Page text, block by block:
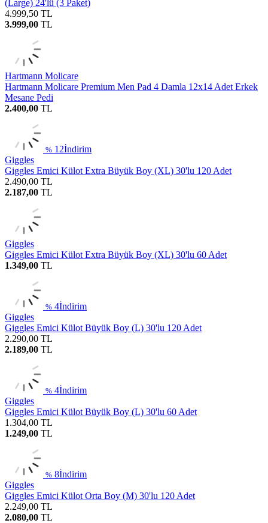
(Large) 24'lü (3 Paket)
4.999,50 TL
3.999,00 TL
Hartmann Molicare
Hartmann Molicare Premium Men Pad 4 Damla 12x14 Adet Erkek
Mesane Pedi
2.400,00 TL
% 12İndirim
Giggles
Giggles Emici Külot Extra Büyük Boy (XL) 30'lu 120 Adet
2.490,00 TL
2.187,00 TL
Giggles
Giggles Emici Külot Extra Büyük Boy (XL) 30'lu 60 Adet
1.349,00 TL
% 4İndirim
Giggles
Giggles Emici Külot Büyük Boy (L) 30'lu 120 Adet
2.290,00 TL
2.189,00 TL
% 4İndirim
Giggles
Giggles Emici Külot Büyük Boy (L) 30'lu 60 Adet
1.304,00 TL
1.249,00 TL
% 8İndirim
Giggles
Giggles Emici Külot Orta Boy (M) 30'lu 120 Adet
2.249,00 TL
2.080,00 TL